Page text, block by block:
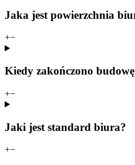
Jaka jest powierzchnia
+−
Kiedy zakończono
+−
Jaki jest standard biura?
+−